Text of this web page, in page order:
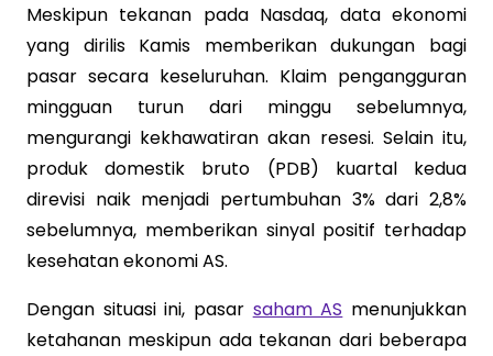
Meskipun tekanan pada Nasdaq, data ekonomi
yang dirilis Kamis memberikan dukungan bagi
pasar secara keseluruhan. Klaim pengangguran
mingguan turun dari minggu sebelumnya,
mengurangi kekhawatiran akan resesi. Selain itu,
produk domestik bruto (PDB) kuartal kedua
direvisi naik menjadi pertumbuhan 3% dari 2,8%
sebelumnya, memberikan sinyal positif terhadap
kesehatan ekonomi AS.
Dengan situasi ini, pasar saham AS menunjukkan
ketahanan meskipun ada tekanan dari beberapa